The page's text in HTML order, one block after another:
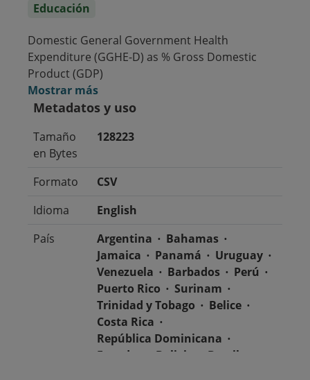
Educación
Domestic General Government Health
Expenditure (GGHE-D) as % Gross Domestic
Product (GDP)
Mostrar más
Metadatos y uso
Tamaño
en Bytes
128223
Formato
CSV
Idioma
English
País
Argentina
Bahamas
Jamaica
Panamá
Uruguay
Venezuela
Barbados
Perú
Puerto Rico
Surinam
Trinidad y Tobago
Belice
Costa Rica
República Dominicana
Ecuador
Bolivia
Brasil